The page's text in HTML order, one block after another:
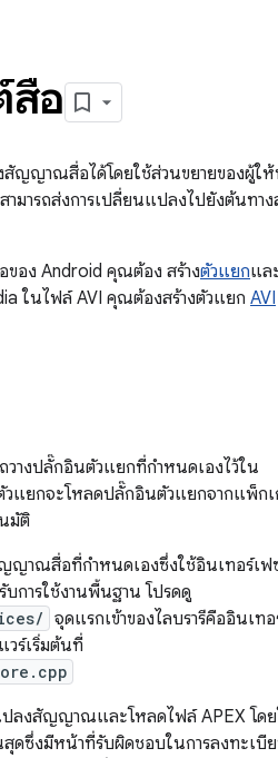
สื่อ
ญญาณสื่อได้โดยใช้ส่วนขยายของผู้ใ
ารถส่งการเปลี่ยนแปลงไปยังต้นทาง
ของ Android คุณต้อง สร้างตัวแยกแล
ในไฟล์ AVI คุณต้องสร้างตัวแยก AVI
างปลั๊กอินตัวแยกที่กำหนดเองไว้ใน
วแยกจะโหลดปลั๊กอินตัวแยกจากแพ็ก
มัติ
ญาณสื่อที่กำหนดเองซึ่งใช้อินเทอร์เ
บการใช้งานพื้นฐาน โปรดดู
จุดแรกเข้าของไลบรารีคืออินเท
ร์เริ่มต้นที่
ปลงสัญญาณและโหลดไฟล์ APEX โดย
ดซึ่งมีหน้าที่รับผิดชอบในการลงทะเ